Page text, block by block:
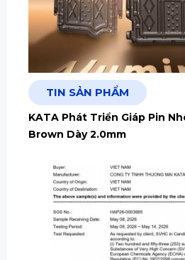
TIN SẢN PHẨM
KATA Phát Triển Giáp Pin
Brown Dày 2.0mm